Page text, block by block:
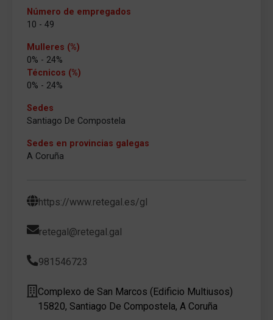
Número de empregados
10 - 49
Mulleres (%)
0% - 24%
Técnicos (%)
0% - 24%
Sedes
Santiago De Compostela
Sedes en provincias galegas
A Coruña
https://www.retegal.es/gl
retegal@retegal.gal
981546723
Complexo de San Marcos (Edificio Multiusos)
15820, Santiago De Compostela, A Coruña